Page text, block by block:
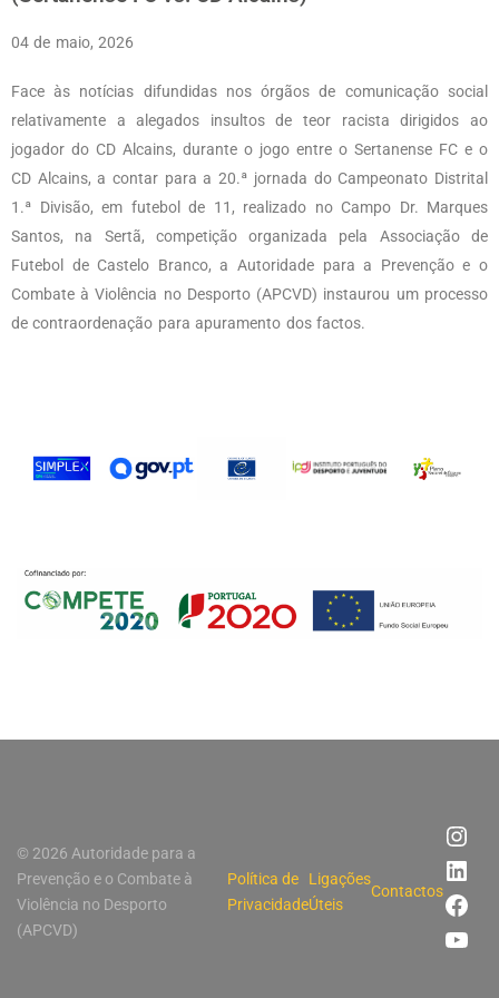
04 de maio, 2026
Face às notícias difundidas nos órgãos de comunicação social
relativamente a alegados insultos de teor racista dirigidos ao
jogador do CD Alcains, durante o jogo entre o Sertanense FC e o
CD Alcains, a contar para a 20.ª jornada do Campeonato Distrital
1.ª Divisão, em futebol de 11, realizado no Campo Dr. Marques
Santos, na Sertã, competição organizada pela Associação de
Futebol de Castelo Branco, a Autoridade para a Prevenção e o
Combate à Violência no Desporto (APCVD) instaurou um processo
de contraordenação para apuramento dos factos.
© 2026 Autoridade para a
Prevenção e o Combate à
Violência no Desporto
(APCVD)
Política de
Privacidade
Ligações
Úteis
Contactos